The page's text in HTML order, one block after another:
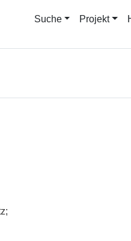
Suche Projekt